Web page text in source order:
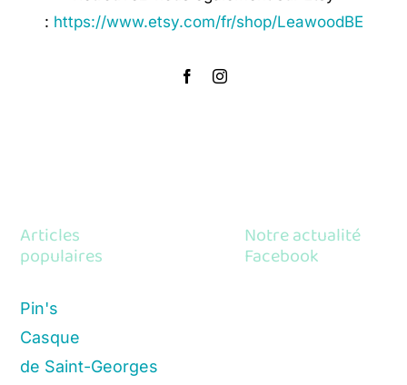
: https://www.etsy.com/fr/shop/LeawoodBE
Articles
populaires
Pin's
Casque
de Saint-Georges
Notre actualité
Facebook